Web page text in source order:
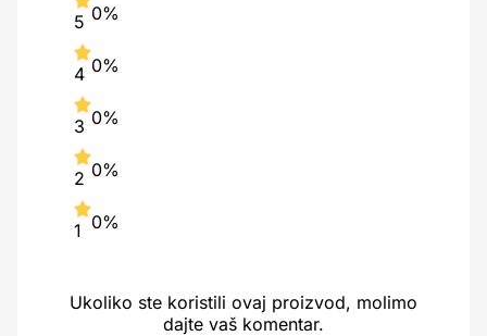
5 0%
4 0%
3 0%
2 0%
1 0%
Ukoliko ste koristili ovaj proizvod, molimo
dajte vaš komentar.